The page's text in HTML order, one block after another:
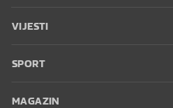
VIJESTI
SPORT
MAGAZIN